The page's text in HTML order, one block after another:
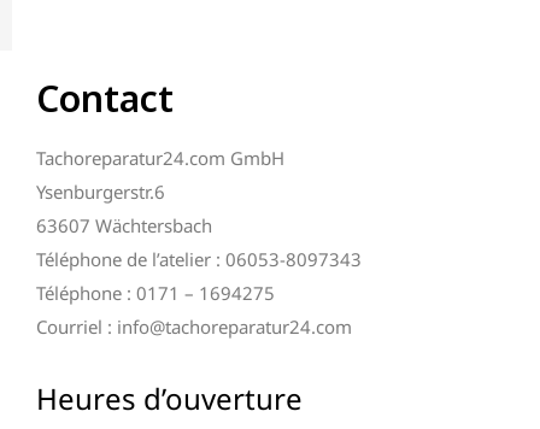
Contact
Tachoreparatur24.com GmbH
Ysenburgerstr.6
63607 Wächtersbach
Téléphone de l’atelier : 06053-8097343
Téléphone : 0171 – 1694275
Courriel : info@tachoreparatur24.com
Heures d’ouverture